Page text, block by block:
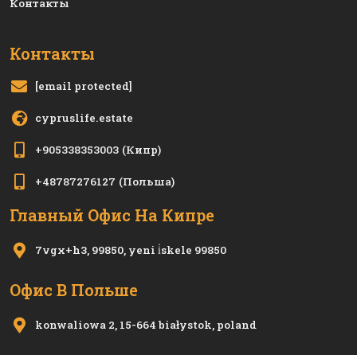
Контакты
Контакты
[email protected]
cypruslife.estate
+905338353003 (Кипр)
+48787276127 (Польша)
Главный Офис На Кипре
7vgx+h3, 99850, yeni i̇skele 99850
Офис В Польше
konwaliowa 2, 15-664 białystok, poland